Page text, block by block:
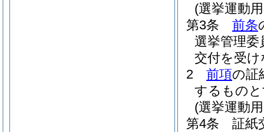
(選挙運動
第3条
前条
選挙管理委
交付を受
2
前項の証
するもの
(選挙運動
第4条
証紙